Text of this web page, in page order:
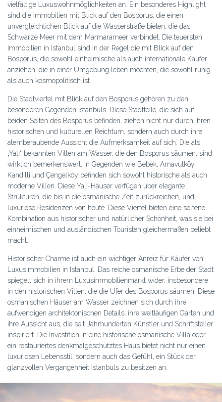
vielfältige Luxuswohnmöglichkeiten an. Ein besonderes Highlight
sind die Immobilien mit Blick auf den Bosporus, die einen
unvergleichlichen Blick auf die Wasserstraße bieten, die das
Schwarze Meer mit dem Marmarameer verbindet. Die teuersten
Immobilien in Istanbul sind in der Regel die mit Blick auf den
Bosporus, die sowohl einheimische als auch internationale Käufer
anziehen, die in einer Umgebung leben möchten, die sowohl ruhig
als auch kosmopolitisch ist.
Die Stadtviertel mit Blick auf den Bosporus gehören zu den
besonderen Gegenden Istanbuls. Diese Stadtteile, die sich auf
beiden Seiten des Bosporus befinden, ziehen nicht nur durch ihren
historischen und kulturellen Reichtum, sondern auch durch ihre
atemberaubende Aussicht die Aufmerksamkeit auf sich. Die als
„Yalı“ bekannten Villen am Wasser, die den Bosporus säumen, sind
wirklich bemerkenswert. In Gegenden wie Bebek, Arnavutköy,
Kandilli und Çengelköy befinden sich sowohl historische als auch
moderne Villen. Diese Yalı-Häuser verfügen über elegante
Strukturen, die bis in die osmanische Zeit zurückreichen, und
luxuriöse Residenzen von heute. Diese Viertel bieten eine seltene
Kombination aus historischer und natürlicher Schönheit, was sie bei
einheimischen und ausländischen Touristen gleichermaßen beliebt
macht.
Historischer Charme ist auch ein wichtiger Anreiz für Käufer von
Luxusimmobilien in Istanbul. Das reiche osmanische Erbe der Stadt
spiegelt sich in ihrem Luxusimmobilienmarkt wider, insbesondere
in den historischen Villen, die die Ufer des Bosporus säumen. Diese
osmanischen Häuser am Wasser zeichnen sich durch ihre
aufwendigen architektonischen Details, ihre weitläufigen Gärten und
ihre Aussicht aus, die seit Jahrhunderten Künstler und Schriftsteller
inspiriert. Die Investition in eine historische osmanische Villa oder
ein restauriertes denkmalgeschütztes Haus bietet nicht nur einen
luxuriösen Lebensstil, sondern auch das Gefühl, ein Stück der
glanzvollen Vergangenheit Istanbuls zu besitzen an.